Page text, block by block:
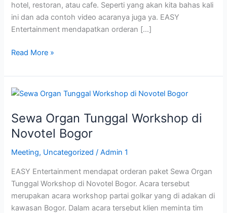
hotel, restoran, atau cafe. Seperti yang akan kita bahas kali
ini dan ada contoh video acaranya juga ya. EASY
Entertainment mendapatkan orderan […]
Read More »
Sewa Organ Tunggal Workshop di
Novotel Bogor
Meeting, Uncategorized /Admin 1
EASY Entertainment mendapat orderan paket Sewa Organ
Tunggal Workshop di Novotel Bogor. Acara tersebut
merupakan acara workshop partai golkar yang di adakan di
kawasan Bogor. Dalam acara tersebut klien meminta tim
Sewa
Tunggal
Workshop
Novotel